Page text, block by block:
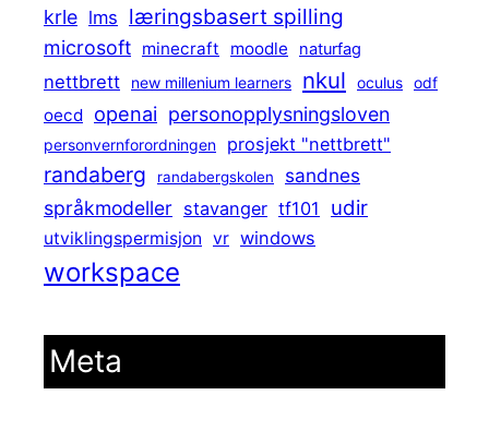
krle lms læringsbasert spilling
microsoft minecraft moodle naturfag
nettbrett new millenium learners nkul oculus odf
oecd openai personopplysningsloven
personvernforordningen prosjekt "nettbrett"
randaberg randabergskolen
sandnes
språkmodeller stavanger tf101 udir
utviklingspermisjon vr windows
workspace
Meta